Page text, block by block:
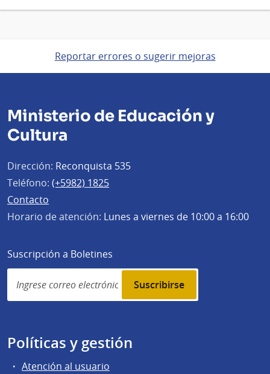
Reportar errores o sugerir mejoras
Ministerio de Educación y
Cultura
Dirección: Reconquista 535
Teléfono: (+5982) 1825
Contacto
Horario de atención: Lunes a viernes de 10:00 a 16:00
Suscripción a Boletines
Simplenews
subscription
Políticas y gestión
Atención al usuario